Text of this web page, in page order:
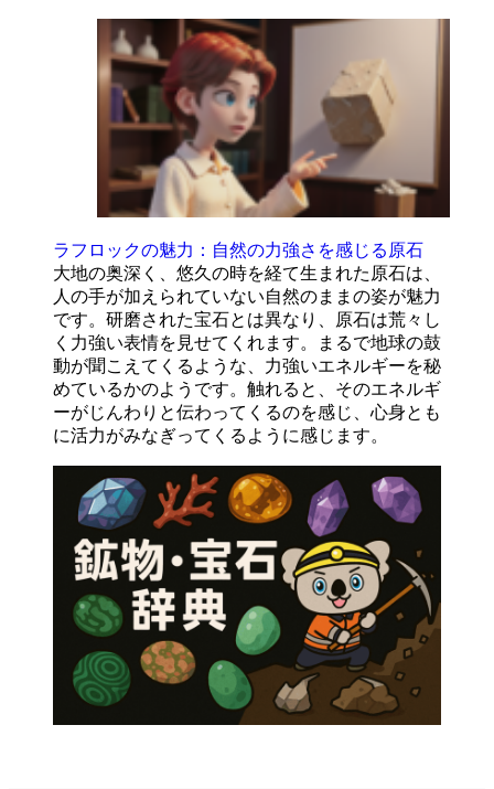
ラフロックの魅力：自然の力強さを感じる原石
大地の奥深く、悠久の時を経て生まれた原石は、
人の手が加えられていない自然のままの姿が魅力
です。研磨された宝石とは異なり、原石は荒々し
く力強い表情を見せてくれます。まるで地球の鼓
動が聞こえてくるような、力強いエネルギーを秘
めているかのようです。触れると、そのエネルギ
ーがじんわりと伝わってくるのを感じ、心身とも
に活力がみなぎってくるように感じます。